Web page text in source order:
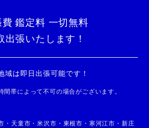
費 鑑定料 一切無料
出張いたします！
域は即日出張可能です！
間帯によって不可の場合がございます。
・ 天童市 ・米沢市 ・ 東根市 ・ 寒河江市 ・ 新庄